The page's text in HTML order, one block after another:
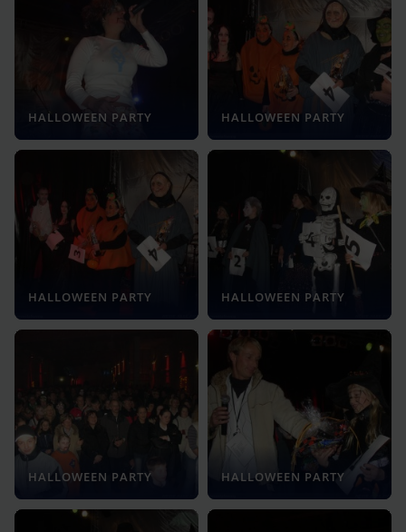
HALLOWEEN PARTY HALLOWEEN PARTY
HALLOWEEN PARTY HALLOWEEN PARTY
HALLOWEEN PARTY HALLOWEEN PARTY